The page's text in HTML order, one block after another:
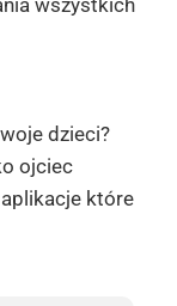
wszystkich
dzieci?
ojciec
które